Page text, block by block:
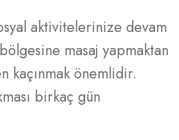
aktivitelerinize devam
masaj yapmaktan
kaçınmak önemlidir.
birkaç gün